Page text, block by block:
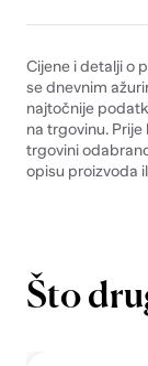
Cijene i detalji o
se dnevnim
najtočnije
na trgovinu.
trgovini
opisu proizvoda
Što